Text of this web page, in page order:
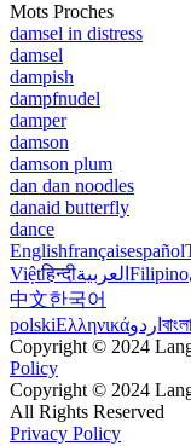
Mots Proches
damsel in distress
damsel
dampish
dampfnudel
damper
damson
damson plum
dan dan noodles
danaid butterfly
dance
Englishfrançaisespañol
Việtहिन्दीالعربية Filipino
中文한국어
polskiΕλληνικάاردو বাংলা
Copyright © 2024
Policy
Copyright © 2024
All Rights Reserved
Privacy Policy